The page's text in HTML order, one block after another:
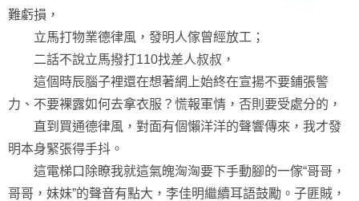
難虧損，
立馬打物業德律風，發明人傢曾經放工；
二話不說立馬撥打110找差人叔叔，
這個時辰腦子裡還在想著網上始終在宣揚不要鋪張警
力、不要裸露如何去拿衣服？慌報軍情，否則要受處分的，
直到買通德律風，對面有個懶洋洋的聲響傳來，我才發
明本身緊張得手抖。
這電梯口除瞭我就這氣魄洶洶要下手動腳的一傢“哥哥，
哥哥，妹妹”的聲音有點大，李佳明繼續耳語鼓勵。子匪賊，